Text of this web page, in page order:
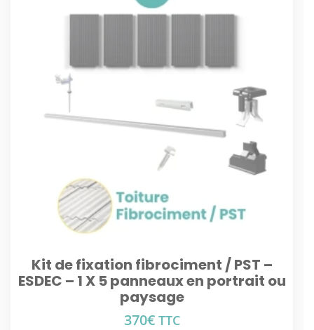
Kit de fixation fibrociment / PST –
ESDEC – 1 X 5 panneaux en portrait ou
paysage
370€TTC